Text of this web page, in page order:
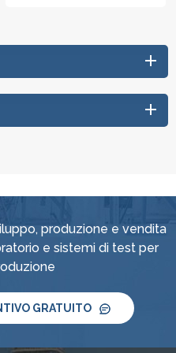
serbatoio dell'acqua di
produzione e vendita
e sistemi di test per
GRATUITO